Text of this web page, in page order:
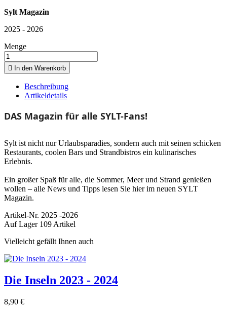
Sylt Magazin
2025 - 2026
Menge
 In den Warenkorb
Beschreibung
Artikeldetails
DAS Magazin für alle SYLT-Fans!
Sylt ist nicht nur Urlaubsparadies, sondern auch mit seinen schicken
Restaurants, coolen Bars und Strandbistros ein kulinarisches
Erlebnis.
Ein großer Spaß für alle, die Sommer, Meer und Strand genießen
wollen – alle News und Tipps lesen Sie hier im neuen SYLT
Magazin.
Artikel-Nr. 2025 -2026
Auf Lager 109 Artikel
Vielleicht gefällt Ihnen auch
Die Inseln 2023 - 2024
8,90 €